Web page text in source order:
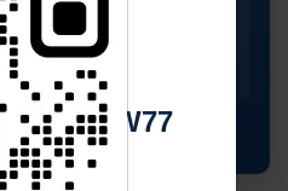
31°
26°
31°
完整預測
傳 媒
adqW77